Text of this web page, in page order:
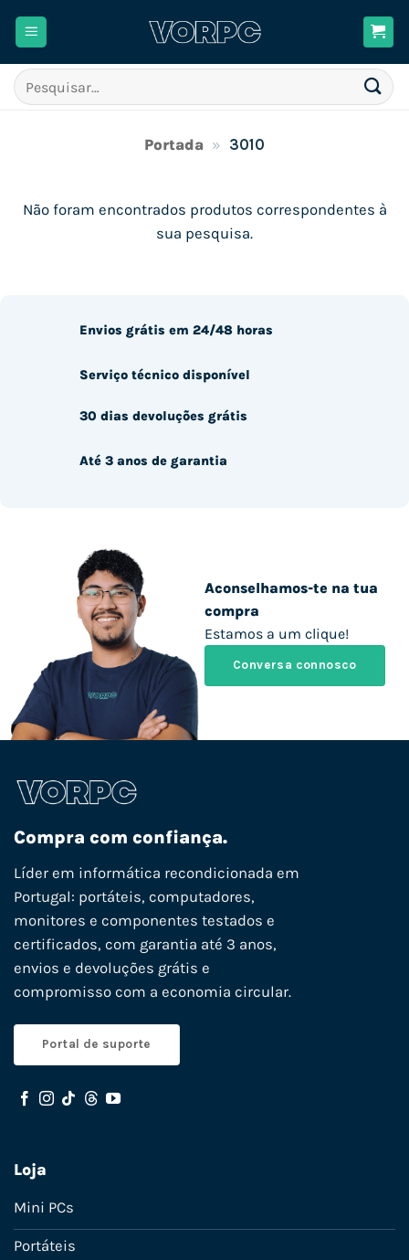
Pesquisar
por:
Portada » 3010
Não foram encontrados produtos correspondentes à
sua pesquisa.
Aconselhamos-te na tua
compra
Estamos a um clique!
Conversa connosco
Envios grátis em 24/48 horas
Serviço técnico disponível
30 dias devoluções grátis
Até 3 anos de garantia
Compra com confiança.
Líder em informática recondicionada em
Portugal: portáteis, computadores,
monitores e componentes testados e
certificados, com garantia até 3 anos,
envios e devoluções grátis e
compromisso com a economia circular.
Portal de suporte
Loja
Mini PCs
Portáteis